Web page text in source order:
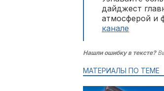
дайджест
атмосферой и
канале
Нашли ошибку в тексте?
МАТЕРИАЛЫ ПО ТЕМЕ